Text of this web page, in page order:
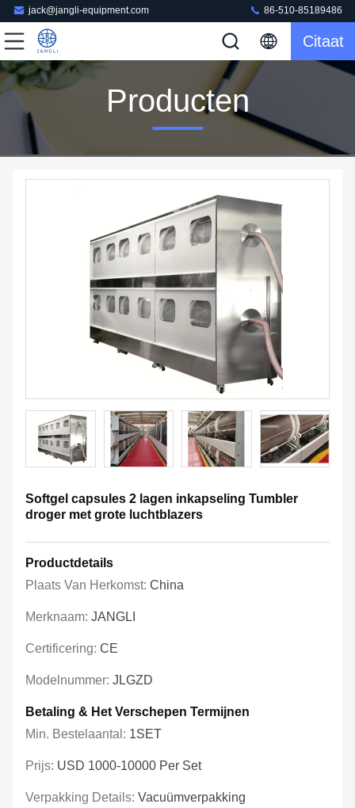
jack@jangli-equipment.com 86-510-85189486
Citaat
Producten
Softgel capsules 2 lagen inkapseling Tumbler
droger met grote luchtblazers
Productdetails
Plaats Van Herkomst: China
Merknaam: JANGLI
Certificering: CE
Modelnummer: JLGZD
Betaling & Het Verschepen Termijnen
Min. Bestelaantal: 1SET
Prijs: USD 1000-10000 Per Set
Verpakking Details: Vacuümverpakking